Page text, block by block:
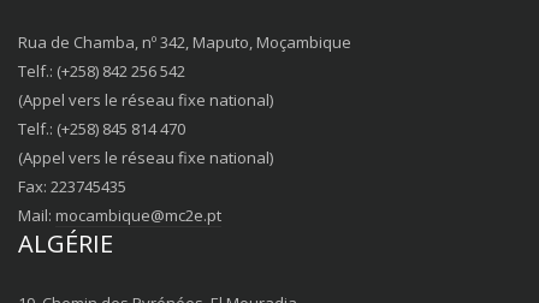
Rua de Chamba, nº 342, Maputo, Moçambique
Telf.: (+258) 842 256 542
(Appel vers le réseau fixe national)
Telf.: (+258) 845 814 470
(Appel vers le réseau fixe national)
Fax: 223745435
Mail: mocambique@mc2e.pt
ALGÉRIE